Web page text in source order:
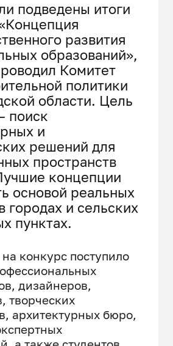
подведены итоги
развития
образований»,
Комитет
политики
области. Цель
поиск
и
решений для
пространств
концепции
основой реальных
городах и сельских
пунктах.
конкурс поступило
дизайнеров,
творческих
архитектурных бюро,